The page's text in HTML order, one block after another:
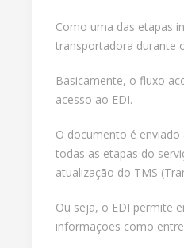
Como uma das etapas
transportadora durante
Basicamente, o fluxo
acesso ao EDI.
O documento é
todas as etapas do
atualização do TMS
Ou seja, o EDI permite
informações como